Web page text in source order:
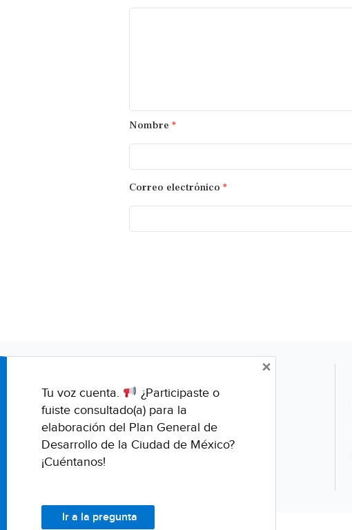
Nombre *
Correo electrónico *
Tu voz cuenta.
¿Participaste o
fuiste consultado(a) para la
elaboración del Plan General de
Desarrollo de la Ciudad de México?
¡Cuéntanos!
Ir a la pregunta
×